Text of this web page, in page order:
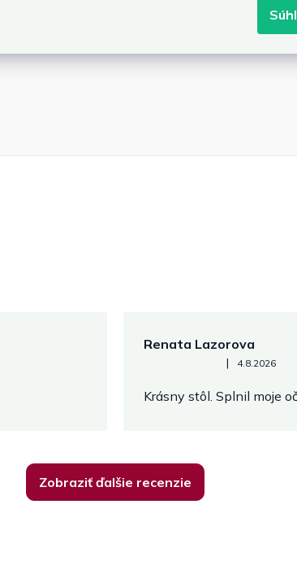
Renata Lazorova
Hodnotenie obchodu je 5 z
| 4.8.2026
Krásny stôl. Splnil moje
Zobraziť ďalšie recenzie